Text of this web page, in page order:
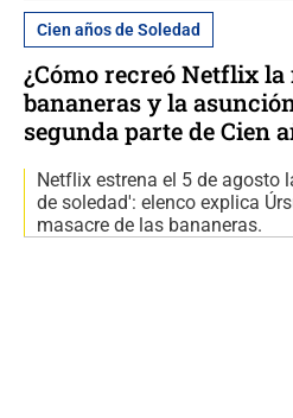
Cien años de Soledad
¿Cómo recreó Netflix la
bananeras y la
segunda parte de Cien
Netflix estrena el 5 de agosto
de soledad': elenco explica
masacre de las bananeras.